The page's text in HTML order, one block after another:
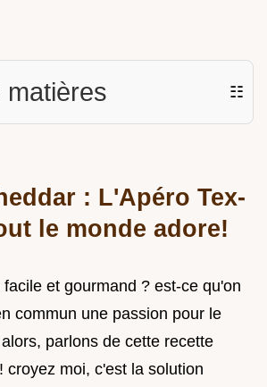
matières ☷
: L'Apéro Tex-
le monde adore!
et gourmand ? est-ce qu'on
commun une passion pour le
parlons de cette recette
croyez moi, c'est la solution